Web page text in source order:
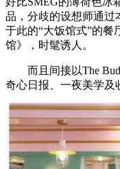
品，分歧的设想师通过
于此的“大饭馆式”的餐
馆》，时髦诱人。
而且间接以The
奇心日报、一夜美学及